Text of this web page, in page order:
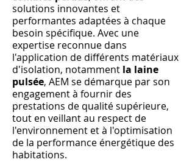
solutions innovantes et
performantes adaptées à chaque
besoin spécifique. Avec une
expertise reconnue dans
l'application de différents matériaux
d'isolation, notamment la laine
pulsée, AEM se démarque par son
engagement à fournir des
prestations de qualité supérieure,
tout en veillant au respect de
l'environnement et à l'optimisation
de la performance énergétique des
habitations.